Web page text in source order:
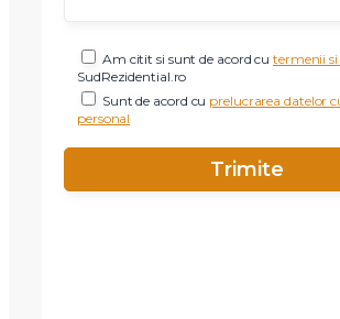
Am citit si sunt de acord cutermenii
SudRezidential.ro
Sunt de acord cu prelucrarea datelor
personal